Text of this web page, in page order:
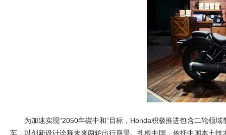
为加速实现“2050年碳中和”目标，Honda积极推进包含二轮领
车，以创新设计诠释未来两轮出行愿景。扎根中国，依托中国本土